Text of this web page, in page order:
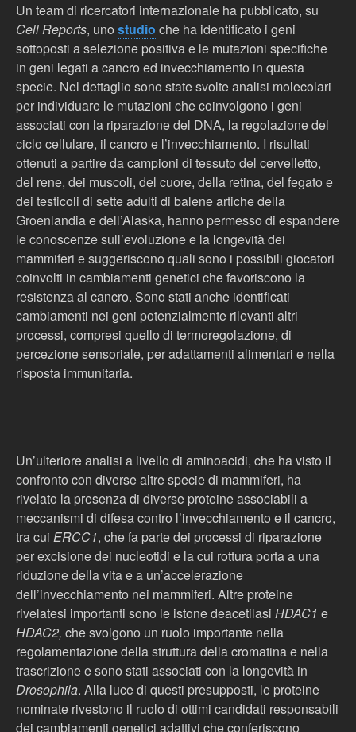
Un team di ricercatori internazionale ha pubblicato, su
Cell Reports, uno studio che ha identificato i geni
sottoposti a selezione positiva e le mutazioni specifiche
in geni legati a cancro ed invecchiamento in questa
specie. Nel dettaglio sono state svolte analisi molecolari
per individuare le mutazioni che coinvolgono i geni
associati con la riparazione del DNA, la regolazione del
ciclo cellulare, il cancro e l’invecchiamento. I risultati
ottenuti a partire da campioni di tessuto del cervelletto,
del rene, dei muscoli, del cuore, della retina, del fegato e
dei testicoli di sette adulti di balene artiche della
Groenlandia e dell’Alaska, hanno permesso di espandere
le conoscenze sull’evoluzione e la longevità dei
mammiferi e suggeriscono quali sono i possibili giocatori
coinvolti in cambiamenti genetici che favoriscono la
resistenza al cancro. Sono stati anche identificati
cambiamenti nei geni potenzialmente rilevanti altri
processi, compresi quello di termoregolazione, di
percezione sensoriale, per adattamenti alimentari e nella
risposta immunitaria.
Un’ulteriore analisi a livello di aminoacidi, che ha visto il
confronto con diverse altre specie di mammiferi, ha
rivelato la presenza di diverse proteine associabili a
meccanismi di difesa contro l’invecchiamento e il cancro,
tra cui ERCC1, che fa parte dei processi di riparazione
per excisione dei nucleotidi e la cui rottura porta a una
riduzione della vita e a un’accelerazione
dell’invecchiamento nei mammiferi. Altre proteine
rivelatesi importanti sono le istone deacetilasi HDAC1 e
HDAC2, che svolgono un ruolo importante nella
regolamentazione della struttura della cromatina e nella
trascrizione e sono stati associati con la longevità in
Drosophila. Alla luce di questi presupposti, le proteine
nominate rivestono il ruolo di ottimi candidati responsabili
dei cambiamenti genetici adattivi che conferiscono